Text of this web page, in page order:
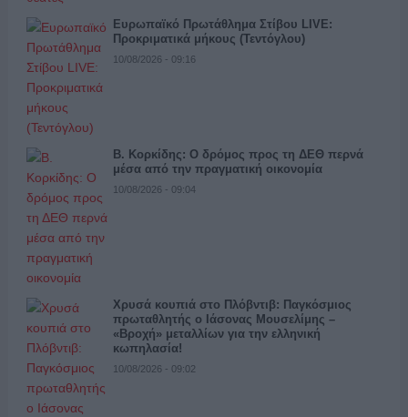
Ευρωπαϊκό Πρωτάθλημα Στίβου LIVE:
Προκριματικά μήκους (Τεντόγλου)
10/08/2026 - 09:16
Β. Κορκίδης: Ο δρόμος προς τη ΔΕΘ περνά
μέσα από την πραγματική οικονομία
10/08/2026 - 09:04
Χρυσά κουπιά στο Πλόβντιβ: Παγκόσμιος
πρωταθλητής ο Ιάσονας Μουσελίμης –
«Βροχή» μεταλλίων για την ελληνική
κωπηλασία!
10/08/2026 - 09:02